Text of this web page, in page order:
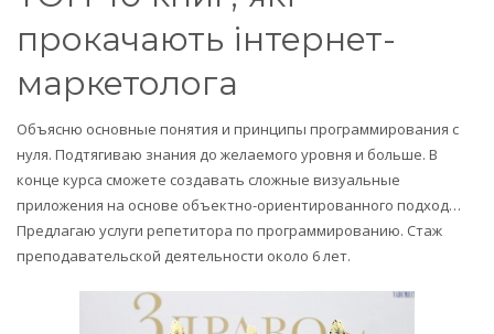
прокачають інтернет-
маркетолога
Объясню основные понятия и принципы программирования с
нуля. Подтягиваю знания до желаемого уровня и больше. В
конце курса сможете создавать сложные визуальные
приложения на основе объектно-ориентированного подход…
Предлагаю услуги репетитора по программированию. Стаж
преподавательской деятельности около 6 лет.